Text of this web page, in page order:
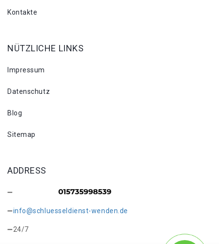
Kontakte
NÜTZLICHE LINKS
Impressum
Datenschutz
Blog
Sitemap
ADDRESS
info@schluesseldienst-wenden.de
24/7